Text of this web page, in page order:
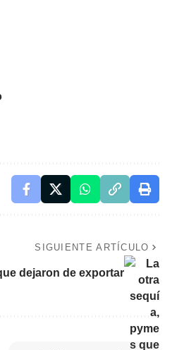
SIGUIENTE ARTÍCULO
dejaron de exportar